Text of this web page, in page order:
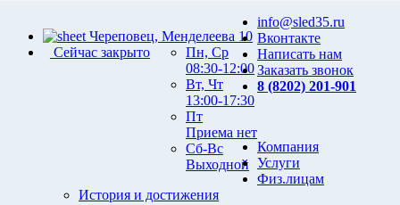
Череповец, Менделеева 10
Сейчас закрыто
Пн, Ср
08:30-12:00
Вт, Чт
13:00-17:30
Пт
Приема нет
Сб-Вс
Выходной
info@sled35.ru
Вконтакте
Написать нам
Заказать звонок
8 (8202) 201-901
Компания
История и достижения
Услуги
Физ.лицам